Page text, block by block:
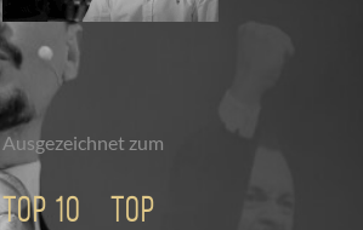
Ausgezeichnet zum
TOP 10 TOP